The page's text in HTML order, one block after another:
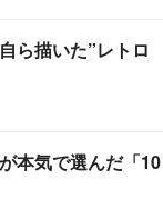
ら描いた”レトロ
本気で選んだ「10